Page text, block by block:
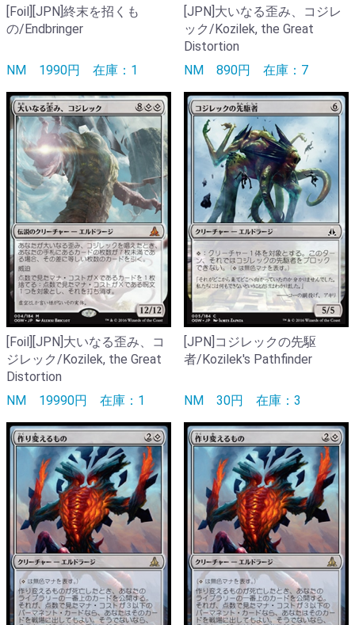
[Foil][JPN]終末を招くも
の/Endbringer
NM 1990円 在庫：1
[JPN]大いなる歪み、コジレ
ック/Kozilek, the Great
Distortion
NM 890円 在庫：7
[Foil][JPN]大いなる歪み、コ
ジレック/Kozilek, the Great
Distortion
NM 19990円 在庫：1
[JPN]コジレックの先駆
者/Kozilek's Pathfinder
NM 30円 在庫：3